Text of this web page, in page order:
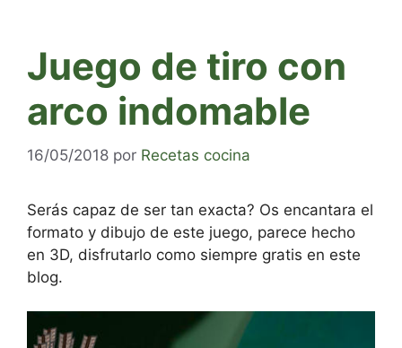
Juego de tiro con
arco indomable
16/05/2018 por Recetas cocina
Serás capaz de ser tan exacta? Os encantara el
formato y dibujo de este juego, parece hecho
en 3D, disfrutarlo como siempre gratis en este
blog.